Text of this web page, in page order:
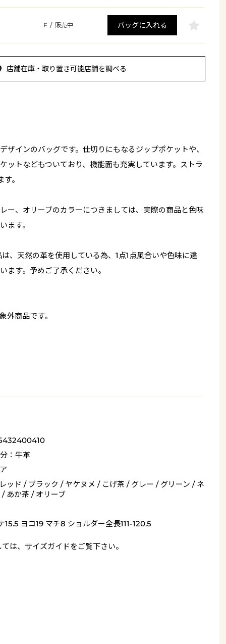
F / 販売中 バッグに入れる
店舗在庫・取り置き可能店舗を調べる
ザインのバッグです。仕切りにもなるジップポケットや、
ットなどもついており、機能面も充実しています。ストラ
。
ー、オリーブのカラーにつきましては、実際の商品と色味
ます。
、天然の革を使用している為、1点1点風合いや色味に違
ます。予めご了承ください。
外商品です。
：牛革
ッド / ブラック / ヤケヌメ / こげ茶 / グレー / グリーン / ネ
/ あか茶 / オリーブ
15.5 ヨコ19 マチ8 ショルダー全長111-120.5
は、 サイズガイドをご覧下さい。